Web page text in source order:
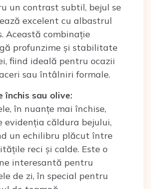
un contrast subtil, bejul se
excelent cu albastrul
Această combinație
profunzime și stabilitate
fiind ideală pentru ocazii
sau întâlniri formale.
închis sau olive:
în nuanțe mai închise,
evidenția căldura bejului,
un echilibru plăcut între
reci și calde. Este o
interesantă pentru
de zi, în special pentru